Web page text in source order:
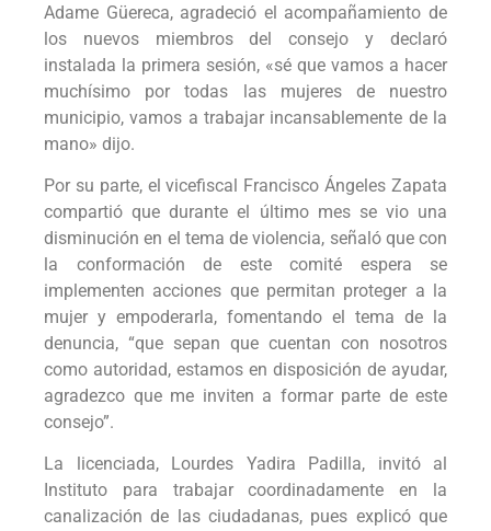
Adame Güereca, agradeció el acompañamiento de
los nuevos miembros del consejo y declaró
instalada la primera sesión, «sé que vamos a hacer
muchísimo por todas las mujeres de nuestro
municipio, vamos a trabajar incansablemente de la
mano» dijo.
Por su parte, el vicefiscal Francisco Ángeles Zapata
compartió que durante el último mes se vio una
disminución en el tema de violencia, señaló que con
la conformación de este comité espera se
implementen acciones que permitan proteger a la
mujer y empoderarla, fomentando el tema de la
denuncia, “que sepan que cuentan con nosotros
como autoridad, estamos en disposición de ayudar,
agradezco que me inviten a formar parte de este
consejo”.
La licenciada, Lourdes Yadira Padilla, invitó al
Instituto para trabajar coordinadamente en la
canalización de las ciudadanas, pues explicó que